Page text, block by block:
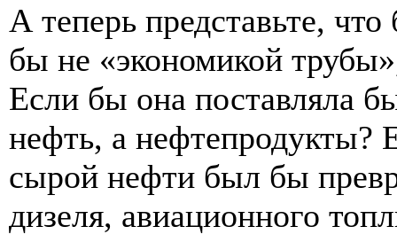
А теперь представьте,
бы не «экономикой
Если бы она поставляла
нефть, а нефтепродукты?
сырой нефти был бы
дизеля, авиационного